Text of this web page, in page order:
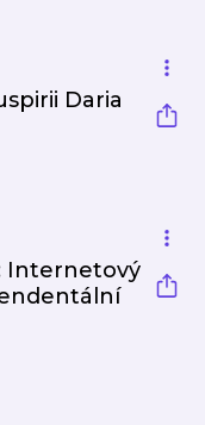
Daria
Internetový